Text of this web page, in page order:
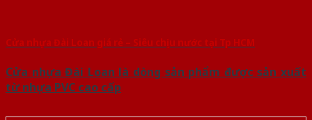
Cửa nhựa Đài Loan giá rẻ – Siêu chịu nước tại Tp HCM
Cửa nhựa Đài Loan là dòng sản phẩm được sản xuất
từ nhựa PVC cao cấp